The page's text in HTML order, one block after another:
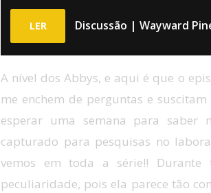
LER Discussão | Wayward
A nível dos Abbys, e aqui é que o
me enchem de perguntas e
esperar uma semana para saber
capturado para pesquisas no
vemos em toda a série!!
peculiaridade, pois ela parece tão